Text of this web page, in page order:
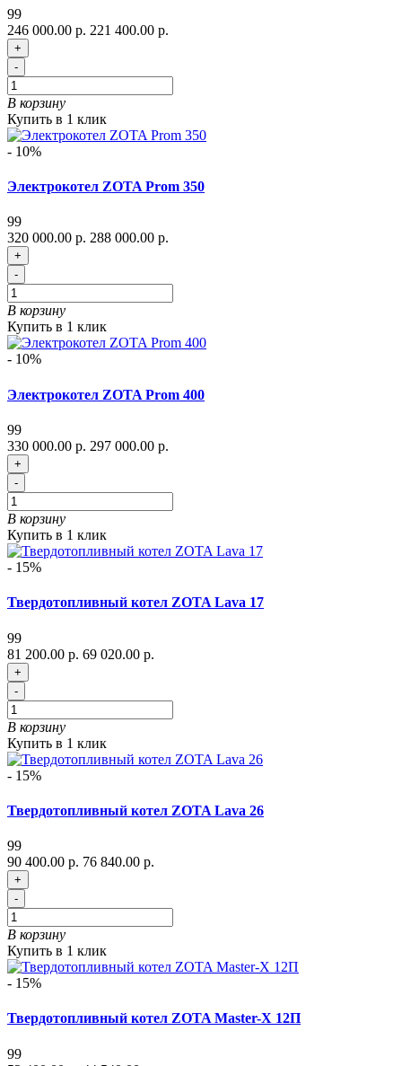
99
246 000.00 р. 221 400.00 р.
+
-
В корзину
Купить в 1 клик
- 10%
Электрокотел ZOTA Prom 350
99
320 000.00 р. 288 000.00 р.
+
-
В корзину
Купить в 1 клик
- 10%
Электрокотел ZOTA Prom 400
99
330 000.00 р. 297 000.00 р.
+
-
В корзину
Купить в 1 клик
- 15%
Твердотопливный котел ZOTA Lava 17
99
81 200.00 р. 69 020.00 р.
+
-
В корзину
Купить в 1 клик
- 15%
Твердотопливный котел ZOTA Lava 26
99
90 400.00 р. 76 840.00 р.
+
-
В корзину
Купить в 1 клик
- 15%
Твердотопливный котел ZOTA Master-X 12П
99